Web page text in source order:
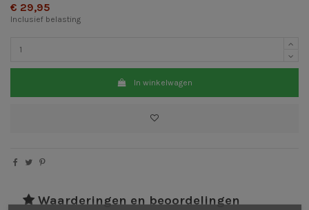
€ 29,95
Inclusief belasting
In winkelwagen
Waarderingen en beoordelingen